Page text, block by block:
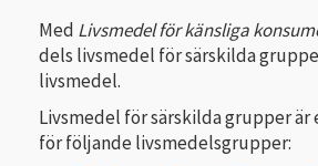
Med Livsmedel för känsliga
dels livsmedel för särskilda
livsmedel.
Livsmedel för särskilda grupper
för följande livsmedelsgrupper: